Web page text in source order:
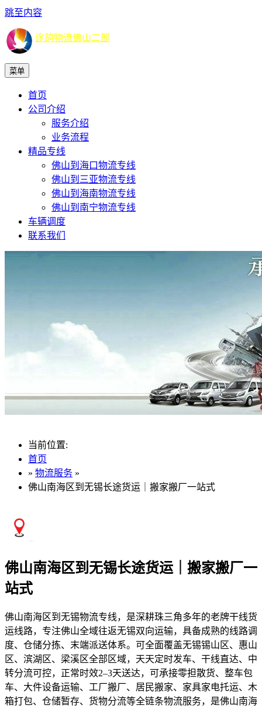
跳至内容
途鸽物流佛山二部
菜单
首页
公司介绍
服务介绍
业务流程
精品专线
佛山到海口物流专线
佛山到三亚物流专线
佛山到海南物流专线
佛山到南宁物流专线
车辆调度
联系我们
当前位置:
首页
» 物流服务 »
佛山南海区到无锡长途货运｜搬家搬厂一站式
佛山南海区到无锡长途货运｜搬家搬厂一
站式
佛山南海区到无锡物流专线，是深耕珠三角多年的老牌干线货
运线路，专注佛山全域往返无锡双向运输，具备成熟的线路调
度、仓储分拣、末端派送体系。可全面覆盖无锡锡山区、惠山
区、滨湖区、梁溪区全部区域，天天定时发车、干线直达、中
转分流可控，正常时效2–3天送达，可承接零担散货、整车包
车、大件设备运输、工厂搬厂、居民搬家、家具家电托运、木
箱打包、仓储暂存、货物分流等全链条物流服务，是佛山南海